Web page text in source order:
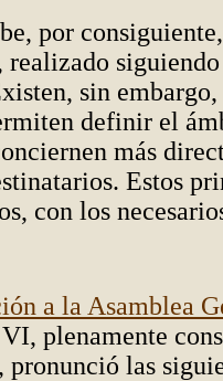
por
sin
definir el
más
Estos
con los
a la Asamblea
plenamente
pronunció las